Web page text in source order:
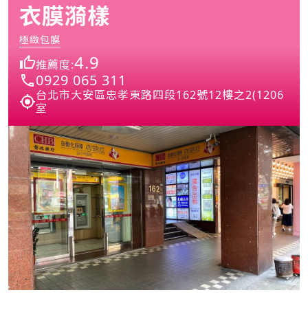
衣膜漪樣
極緻包膜
推薦度:4.9
0929 065 311
台北市大安區忠孝東路四段162號12樓之2(1206
室